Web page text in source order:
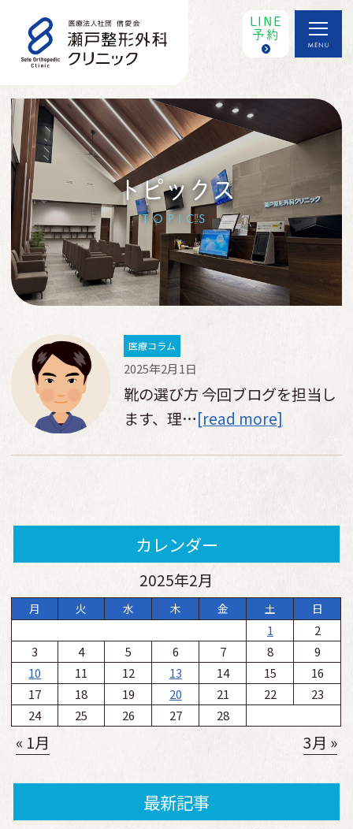
LINE
予約
トピックス
TOPICS
医療コラム
2025年2月1日
靴の選び方 今回ブログを担当し
ます、理…[read more]
カレンダー
2025年2月
月 火 水 木 金 土 日
1
2
3
4 5 6 7 8
9
10
11 12 13 14 15
16
17
18 19 20 21 22
23
24
25 26 27 28
« 1月 3月 »
最新記事